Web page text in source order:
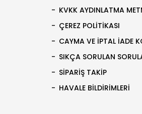
KVKK AYDINLATMA
ÇEREZ POLITIKASI
CAYMA VE İPTAL İADE
SIKÇA SORULAN
SIPARIŞ TAKIP
HAVALE BILDIRIMLERI